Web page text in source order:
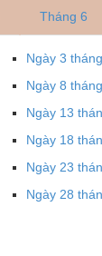
Tháng 6
Ngày 3
Ngày 8
Ngày 13
Ngày 18
Ngày 23
Ngày 28